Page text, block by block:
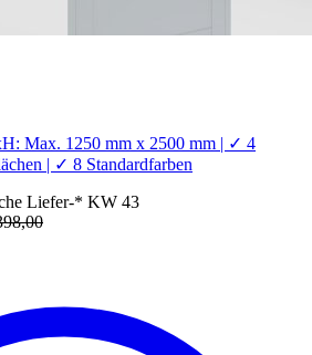
Max. 1250 mm x 2500 mm | ✓ 4
| ✓ 8 Standardfarben
Liefer-* KW 43